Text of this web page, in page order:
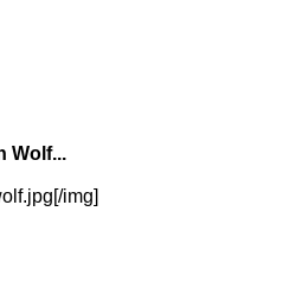
Wolf...
img]